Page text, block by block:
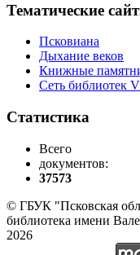
Тематические
Псковиана
Дыхание веков
Книжные
Сеть библиотек
Статистика
Всего
документов:
37573
© ГБУК "Псковская
библиотека имени
2026